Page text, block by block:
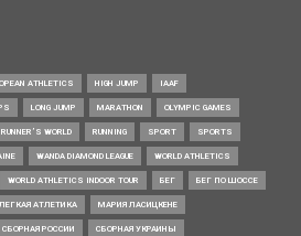
ATHLETICS HIGH JUMP IAAF
LONG JUMP MARATHON OLYMPIC GAMES
RUNNER’S WORLD RUNNING SPORT SPORTS
WANDA DIAMOND LEAGUE WORLD ATHLETICS
WORLD ATHLETICS INDOOR TOUR БЕГ БЕГ ПО ШОССЕ
ЛЕГКАЯ АТЛЕТИКА МАРИЯ ЛАСИЦКЕНЕ
СБОРНАЯ РОССИИ СБОРНАЯ УКРАИНЫ